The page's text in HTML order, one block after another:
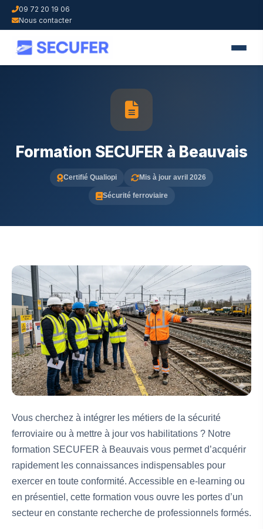
09 72 20 19 06
Nous contacter
Formation SECUFER à Beauvais
Certifié Qualiopi Mis à jour avril 2026
Sécurité ferroviaire
Vous cherchez à intégrer les métiers de la sécurité
ferroviaire ou à mettre à jour vos habilitations ? Notre
formation SECUFER à Beauvais vous permet d’acquérir
rapidement les connaissances indispensables pour
exercer en toute conformité. Accessible en e-learning ou
en présentiel, cette formation vous ouvre les portes d’un
secteur en constante recherche de professionnels formés.